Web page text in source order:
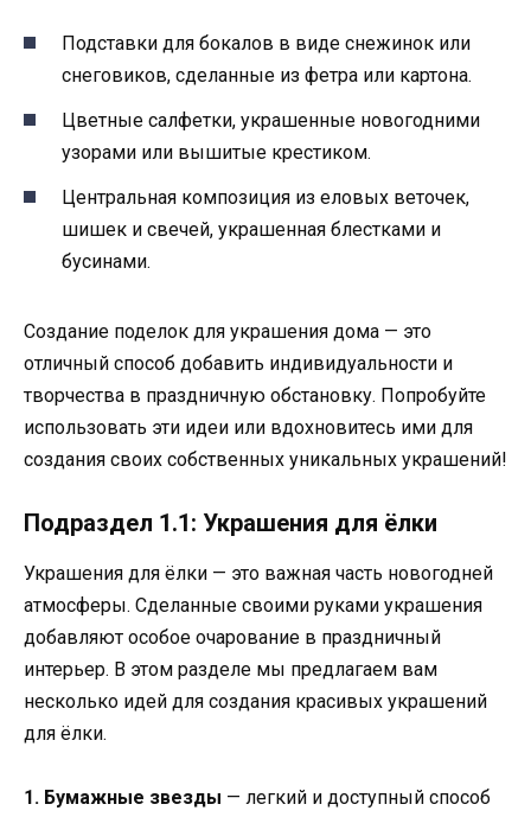
Подставки для бокалов в виде снежинок или
снеговиков, сделанные из фетра или картона.
Цветные салфетки, украшенные новогодними
узорами или вышитые крестиком.
Центральная композиция из еловых веточек,
шишек и свечей, украшенная блестками и
бусинами.
Создание поделок для украшения дома — это
отличный способ добавить индивидуальности и
творчества в праздничную обстановку. Попробуйте
использовать эти идеи или вдохновитесь ими для
создания своих собственных уникальных украшений!
Подраздел 1.1: Украшения для ёлки
Украшения для ёлки — это важная часть новогодней
атмосферы. Сделанные своими руками украшения
добавляют особое очарование в праздничный
интерьер. В этом разделе мы предлагаем вам
несколько идей для создания красивых украшений
для ёлки.
1. Бумажные звезды — легкий и доступный способ